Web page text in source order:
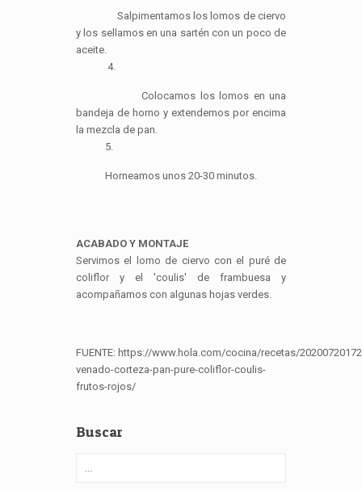
Salpimentamos los lomos de ciervo
y los sellamos en una sartén con un poco de
aceite.
4.
Colocamos los lomos en una
bandeja de horno y extendemos por encima
la mezcla de pan.
5.
Horneamos unos 20-30 minutos.
ACABADO Y MONTAJE
Servimos el lomo de ciervo con el puré de
coliflor y el 'coulis' de frambuesa y
acompañamos con algunas hojas verdes.
FUENTE: https://www.hola.com/cocina/recetas/
venado-corteza-pan-pure-coliflor-coulis-
frutos-rojos/
Buscar